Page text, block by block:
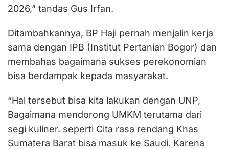
2026,” tandas Gus Irfan.
Ditambahkannya, BP Haji pernah menjalin kerja
sama dengan IPB (Institut Pertanian Bogor) dan
membahas bagaimana sukses perekonomian
bisa berdampak kepada masyarakat.
“Hal tersebut bisa kita lakukan dengan UNP,
Bagaimana mendorong UMKM terutama dari
segi kuliner. seperti Cita rasa rendang Khas
Sumatera Barat bisa masuk ke Saudi. Karena